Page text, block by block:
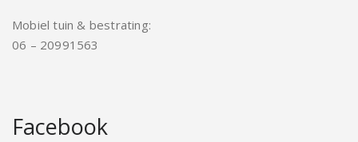
Mobiel tuin & bestrating:
06 – 20991563
Facebook